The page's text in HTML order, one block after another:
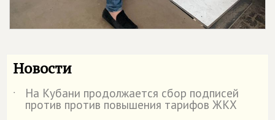
Новости
˙ На Кубани продолжается сбор подписей
против против повышения тарифов ЖКХ